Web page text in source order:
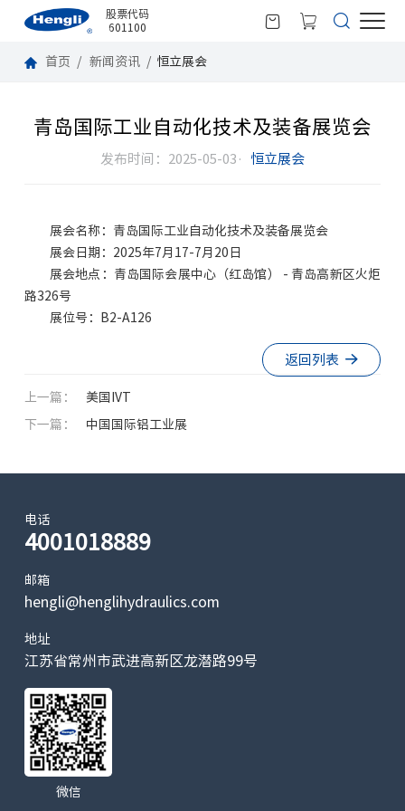
股票代码
601100
首页 新闻资讯 恒立展会
青岛国际工业自动化技术及装备展览会
发布时间：2025-05-03· 恒立展会
展会名称：青岛国际工业自动化技术及装备展览会
展会日期：2025年7月17-7月20日
展会地点：青岛国际会展中心（红岛馆） - 青岛高新区火炬
路326号
展位号：B2-A126
返回列表
上一篇： 美国IVT
下一篇： 中国国际铝工业展
电话
4001018889
邮箱
hengli@henglihydraulics.com
地址
江苏省常州市武进高新区龙潜路99号
微信